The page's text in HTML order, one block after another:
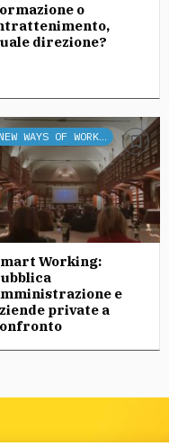
o
direzione?
NEW WAYS OF WORKING
Working:
e
private a